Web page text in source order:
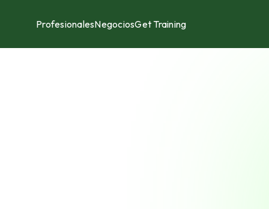
ProfesionalesNegociosGet Training